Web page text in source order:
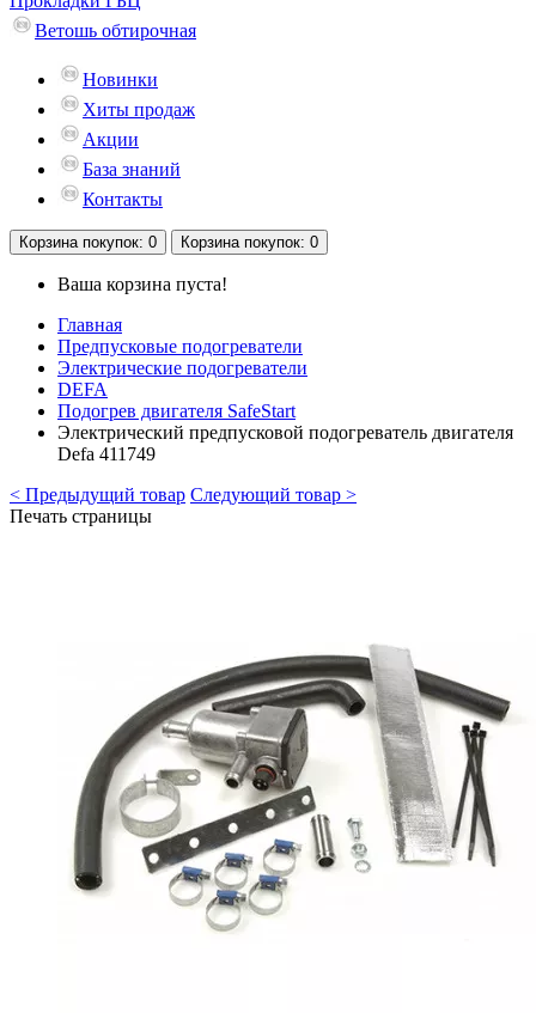
Ветошь обтирочная
Новинки
Хиты продаж
Акции
База знаний
Контакты
Корзина покупок: 0 Корзина покупок: 0
Ваша корзина пуста!
Главная
Предпусковые подогреватели
Электрические подогреватели
DEFA
Подогрев двигателя SafeStart
Электрический предпусковой подогреватель двигателя
Defa 411749
< Предыдущий товар Следующий товар >
Печать страницы